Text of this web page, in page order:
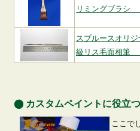
リミングブラシ
スプルースオリ
級リス毛面相筆
カスタムペイントに役立
ここで